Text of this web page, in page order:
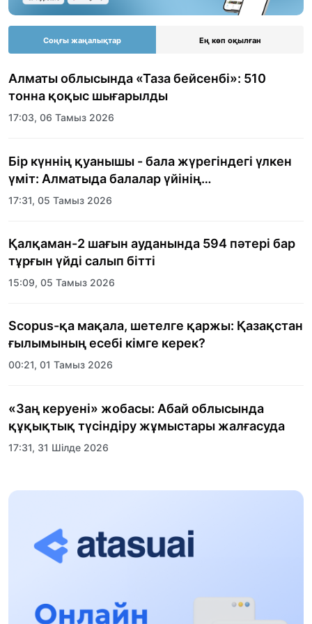
Соңғы жаңалықтар Ең көп оқылған
Алматы облысында «Таза бейсенбі»: 510
тонна қоқыс шығарылды
17:03, 06 Тамыз 2026
Бір күннің қуанышы - бала жүрегіндегі үлкен
үміт: Алматыда балалар үйінің
тәрбиеленушілеріне мерекелік күн
17:31, 05 Тамыз 2026
Қалқаман-2 шағын ауданында 594 пәтері бар
тұрғын үйді салып бітті
15:09, 05 Тамыз 2026
Scopus-қа мақала, шетелге қаржы: Қазақстан
ғылымының есебі кімге керек?
00:21, 01 Тамыз 2026
«Заң керуені» жобасы: Абай облысында
құқықтық түсіндіру жұмыстары жалғасуда
17:31, 31 Шілде 2026
Халықаралық «Формула-1 H2O» жарысын
13:13, 30 Шілде 2026
12:01, 28 Шілде 2026